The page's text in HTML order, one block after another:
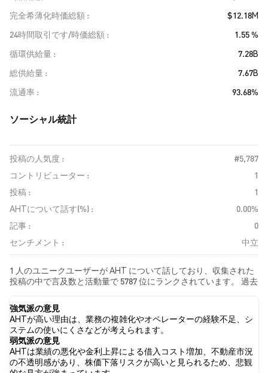
完全希薄化時価総額
$12.18M
24時間取引です/時価総額
1.55 %
循環供給量
7.28B
総供給量
7.67B
流通率
93.68%
ソーシャル統計
投稿の人気度 :
#5,787
コントリビューター :
1
投稿 :
1
AHTについて話す(%) :
0.00%
記事 :
0
センチメント :
中立
1 人のユニークユーザーが AHT について話しており、収集された
投稿の中で言及数と活動量で 5787 位にランクされています。 過去
中立 でした。 最後に、AHT に関するニュース記事が 0 件公開され
ました。 Twitterでは、NaN% のツイートが強気の感情を示し、
NaN% のツイートが弱気の感情を示しました。 NaN% のツイート
は AHT に対して中立的でした。 これらの感情分析は 0 件のツイー
トに基づいています。
強気派の意見
AHTが高い理由は、業務の複雑化やオペレーターの経験不足、シ
ステムの使いにくさなどが考えられます。
弱気派の意見
AHTは業績の悪化や金利上昇による借入コスト増加、不動産市況
の不透明感があり、株価下落リスクが高いと見られるため、悲観